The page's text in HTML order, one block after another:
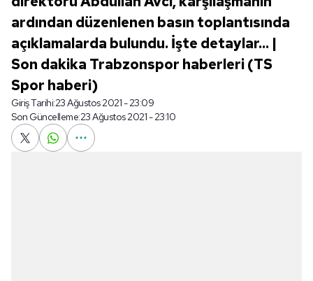
ardından düzenlenen basın toplantısında
açıklamalarda bulundu. İşte detaylar... |
Son dakika Trabzonspor haberleri (TS
Spor haberi)
Giriş Tarihi:23 Ağustos 2021 - 23:09
Son Güncelleme:23 Ağustos 2021 - 23:10